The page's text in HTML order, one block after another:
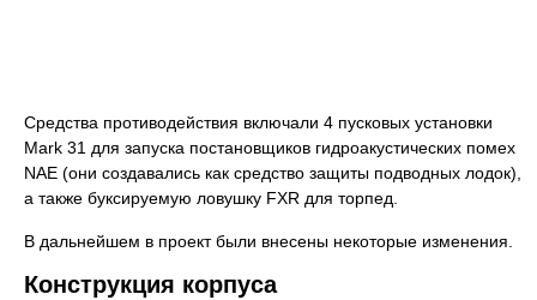
Средства противодействия включали 4 пусковых установки
Mark 31 для запуска постановщиков гидроакустических помех
NAE (они создавались как средство защиты подводных лодок),
а также буксируемую ловушку FXR для торпед.
В дальнейшем в проект были внесены некоторые изменения.
Конструкция корпуса